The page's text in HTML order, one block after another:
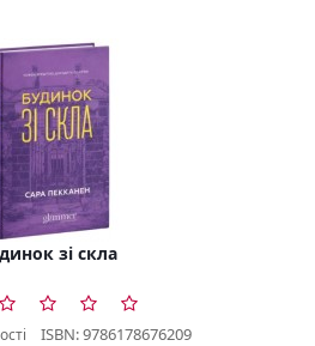
зі скла
ISBN: 9786178676209